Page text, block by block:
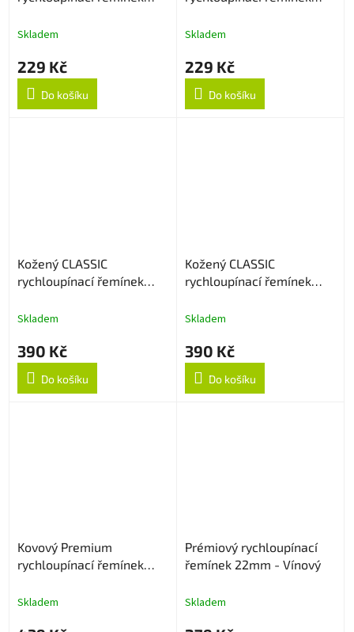
Skladem
229 Kč
Do košíku
Skladem
229 Kč
Do košíku
Kožený CLASSIC
rychloupínací řemínek
Skladem
390 Kč
Do košíku
Kožený CLASSIC
rychloupínací řemínek
Skladem
390 Kč
Do košíku
Kovový Premium
rychloupínací řemínek
Skladem
Prémiový rychloupínací
řemínek 22mm - Vínový
Skladem